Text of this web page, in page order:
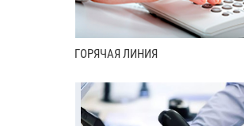
ГОРЯЧАЯ ЛИНИЯ